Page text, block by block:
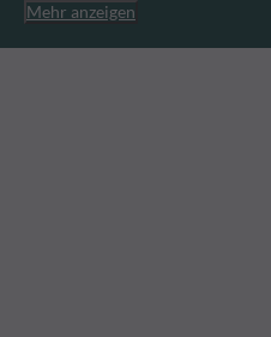
Mehr anzeigen